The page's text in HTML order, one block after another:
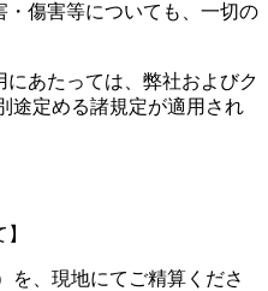
傷害等についても、一切の
あたっては、弊社およびク
途定める諸規定が適用され
を、現地にてご精算くださ